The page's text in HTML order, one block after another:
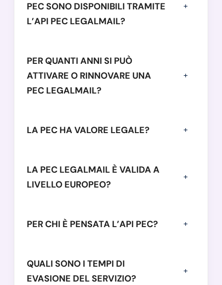
PEC SONO DISPONIBILI TRAMITE
L’API PEC LEGALMAIL?
PER QUANTI ANNI SI PUÒ
ATTIVARE O RINNOVARE UNA
PEC LEGALMAIL?
LA PEC HA VALORE LEGALE?
LA PEC LEGALMAIL È VALIDA A
LIVELLO EUROPEO?
PER CHI È PENSATA L’API PEC?
QUALI SONO I TEMPI DI
EVASIONE DEL SERVIZIO?